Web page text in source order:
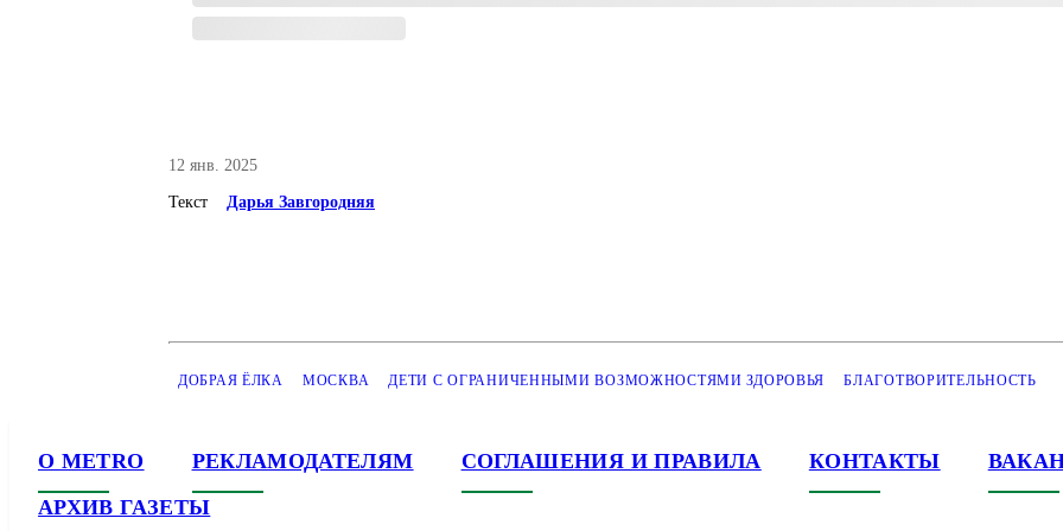
12 янв. 2025
Текст Дарья Завгородняя
ДОБРАЯ ЁЛКА МОСКВА ДЕТИ С ОГРАНИЧЕННЫМИ ВОЗМОЖНОСТЯМИ ЗДОРОВЬЯ БЛАГОТВОРИТЕЛЬНОСТЬ
О METRO РЕКЛАМОДАТЕЛЯМ СОГЛАШЕНИЯ И ПРАВИЛА КОНТАКТЫ
АРХИВ ГАЗЕТЫ